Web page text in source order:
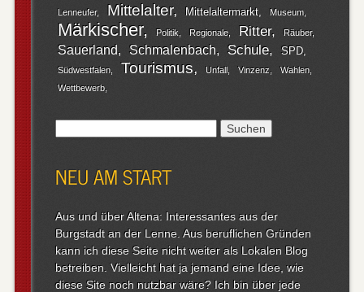
Lenneufer Mittelalter Mittelaltermarkt Museum
Märkischer Politik Regionale Ritter Räuber
Sauerland Schmalenbach Schule SPD
Südwestfalen Tourismus Unfall Vinzenz
Wahlen
Wettbewerb
NEU AM START
Aus und über Altena: Interessantes aus der
Burgstadt an der Lenne. Aus beruflichen Gründen
kann ich diese Seite nicht weiter als Lokalen Blog
betreiben. Vielleicht hat ja jemand eine Idee, wie
diese Site noch nutzbar wäre? Ich bin über jede